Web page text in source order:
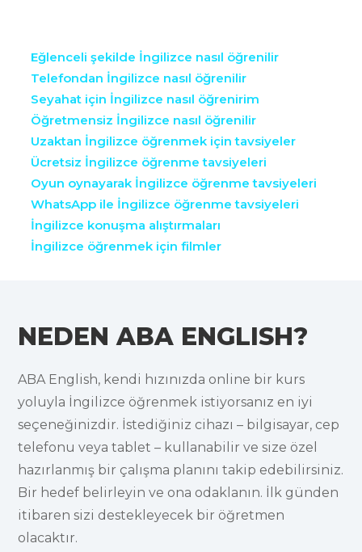
Eğlenceli şekilde İngilizce nasıl öğrenilir
Telefondan İngilizce nasıl öğrenilir
Seyahat için İngilizce nasıl öğrenirim
Öğretmensiz İngilizce nasıl öğrenilir
Uzaktan İngilizce öğrenmek için tavsiyeler
Ücretsiz İngilizce öğrenme tavsiyeleri
Oyun oynayarak İngilizce öğrenme tavsiyeleri
WhatsApp ile İngilizce öğrenme tavsiyeleri
İngilizce konuşma alıştırmaları
İngilizce öğrenmek için filmler
NEDEN ABA ENGLISH?
ABA English, kendi hızınızda online bir kurs
yoluyla İngilizce öğrenmek istiyorsanız en iyi
seçeneğinizdir. İstediğiniz cihazı – bilgisayar, cep
telefonu veya tablet – kullanabilir ve size özel
hazırlanmış bir çalışma planını takip edebilirsiniz.
Bir hedef belirleyin ve ona odaklanın. İlk günden
itibaren sizi destekleyecek bir öğretmen
olacaktır.